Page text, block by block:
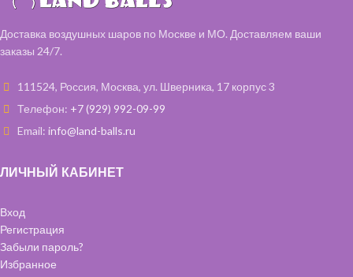
Шары с обработкой под потолок
чёрные)
*цветовая гамма и категория
Доставка воздушных шаров по Москве и МО. Доставляем ваши
заказы 24/7.
111524, Россия, Москва, ул. Шверника, 17 корпус 3
Телефон: +7 (929) 992-09-99
Email: info@land-balls.ru
ЛИЧНЫЙ КАБИНЕТ
Вход
Регистрация
Забыли пароль?
Избранное